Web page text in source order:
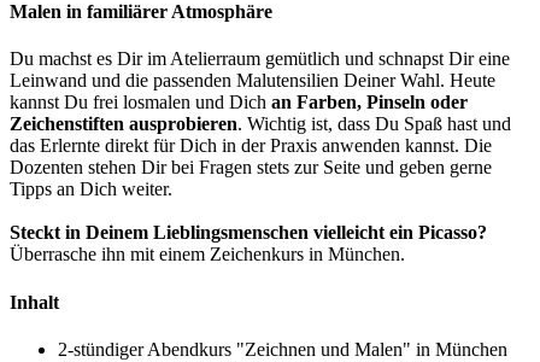
Malen in familiärer Atmosphäre
Du machst es Dir im Atelierraum gemütlich und schnapst Dir eine
Leinwand und die passenden Malutensilien Deiner Wahl. Heute
kannst Du frei losmalen und Dich an Farben, Pinseln oder
Zeichenstiften ausprobieren. Wichtig ist, dass Du Spaß hast und
das Erlernte direkt für Dich in der Praxis anwenden kannst. Die
Dozenten stehen Dir bei Fragen stets zur Seite und geben gerne
Tipps an Dich weiter.
Steckt in Deinem Lieblingsmenschen vielleicht ein Picasso?
Überrasche ihn mit einem Zeichenkurs in München.
Inhalt
2-stündiger Abendkurs "Zeichnen und Malen" in München